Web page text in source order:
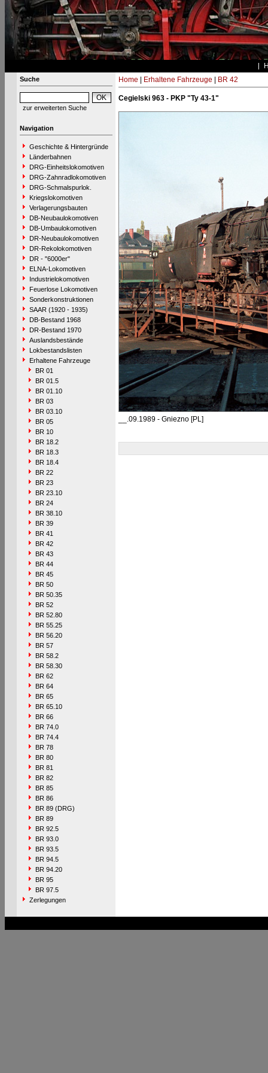
Suche
zur erweiterten Suche
Navigation
Geschichte & Hintergründe
Länderbahnen
DRG-Einheitslokomotiven
DRG-Zahnradlokomotiven
DRG-Schmalspurlok.
Kriegslokomotiven
Verlagerungsbauten
DB-Neubaulokomotiven
DB-Umbaulokomotiven
DR-Neubaulokomotiven
DR-Rekolokomotiven
DR - "6000er"
ELNA-Lokomotiven
Industrielokomotiven
Feuerlose Lokomotiven
Sonderkonstruktionen
SAAR (1920 - 1935)
DB-Bestand 1968
DR-Bestand 1970
Auslandsbestände
Lokbestandslisten
Erhaltene Fahrzeuge
BR 01
BR 01.5
BR 01.10
BR 03
BR 03.10
BR 05
BR 10
BR 18.2
BR 18.3
BR 18.4
BR 22
BR 23
BR 23.10
BR 24
BR 38.10
BR 39
BR 41
BR 42
BR 43
BR 44
BR 45
BR 50
BR 50.35
BR 52
BR 52.80
BR 55.25
BR 56.20
BR 57
BR 58.2
BR 58.30
BR 62
BR 64
BR 65
BR 65.10
BR 66
BR 74.0
BR 74.4
BR 78
BR 80
BR 81
BR 82
BR 85
BR 86
BR 89 (DRG)
BR 89
BR 92.5
BR 93.0
BR 93.5
BR 94.5
BR 94.20
BR 95
BR 97.5
Zerlegungen
Home Erhaltene Fahrzeuge BR 42
Cegielski 963 - PKP "Ty 43-1"
__.09.1989 - Gniezno [PL]